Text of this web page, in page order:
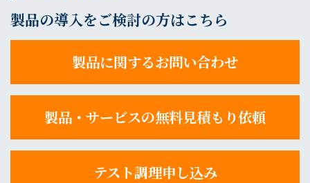
製品の導入をご検討の方はこちら
製品に関するお問い合わせ
製品・サービスの無料見積もり依頼
テスト調理申し込み